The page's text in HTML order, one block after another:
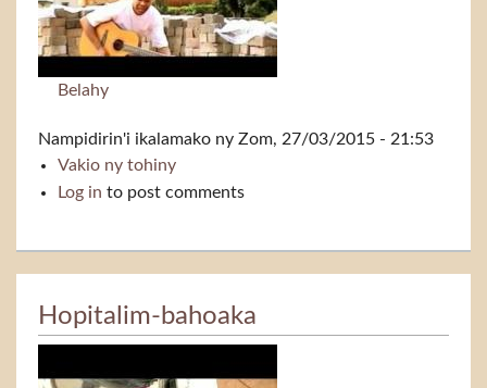
Belahy
Nampidirin'i ikalamako ny Zom, 27/03/2015 - 21:53
Vakio ny tohinyFandrosoana
Log in to post comments
Hopitalim-bahoaka